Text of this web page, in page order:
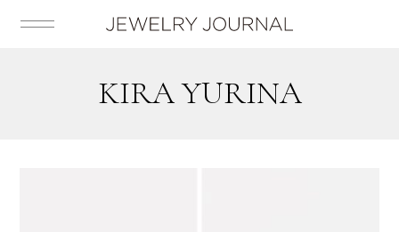
KIRA YURINA